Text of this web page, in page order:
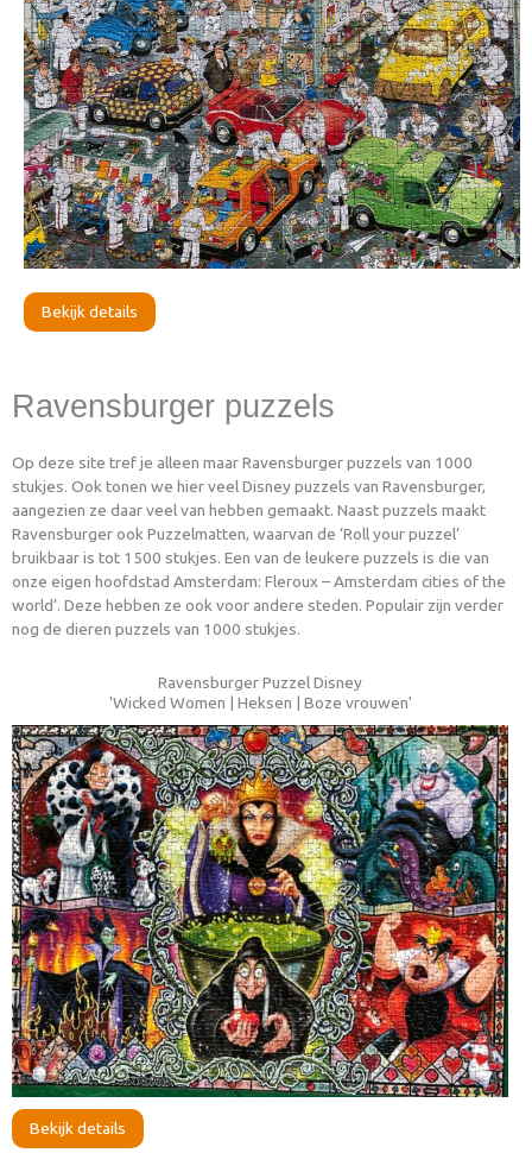
Bekijk details
Ravensburger puzzels
Op deze site tref je alleen maar Ravensburger puzzels van 1000
stukjes. Ook tonen we hier veel Disney puzzels van Ravensburger,
aangezien ze daar veel van hebben gemaakt. Naast puzzels maakt
Ravensburger ook Puzzelmatten, waarvan de ‘Roll your puzzel’
bruikbaar is tot 1500 stukjes. Een van de leukere puzzels is die van
onze eigen hoofdstad Amsterdam: Fleroux – Amsterdam cities of the
world’. Deze hebben ze ook voor andere steden. Populair zijn verder
nog de dieren puzzels van 1000 stukjes.
Ravensburger Puzzel Disney
'Wicked Women | Heksen | Boze vrouwen'
Bekijk details